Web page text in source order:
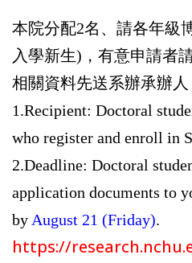
本院分配2名、請各年級
入學新生)，有意申請者
相關資料先送系辦承辦人
1.Recipient: Doctoral
who register and enroll in
2.Deadline: Doctoral
application documents to
by August 21 (Friday).
https://